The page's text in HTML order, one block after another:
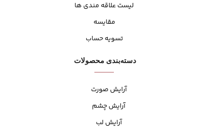
لیست علاقه مندی ها
مقایسه
تسویه حساب
دسته‌بندی محصولات
آرایش صورت
آرایش چشم
آرایش لب